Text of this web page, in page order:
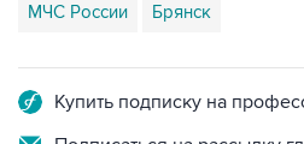
МЧС России Брянск
Купить подписку на